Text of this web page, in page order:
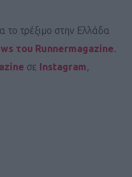
το τρέξιμο στην Ελλάδα
του Runnermagazine.
σε Instagram,